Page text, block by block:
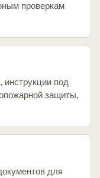
проверкам
под
защиты,
для